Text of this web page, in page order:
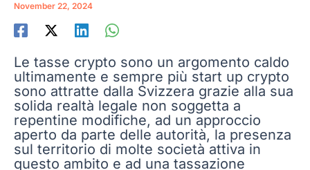
November 22, 2024
Le tasse crypto sono un argomento caldo
ultimamente e sempre più start up crypto
sono attratte dalla Svizzera grazie alla sua
solida realtà legale non soggetta a
repentine modifiche, ad un approccio
aperto da parte delle autorità, la presenza
sul territorio di molte società attiva in
questo ambito e ad una tassazione